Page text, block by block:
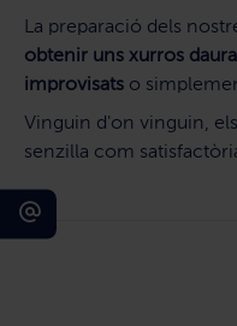
La preparació dels
obtenir uns xurros
improvisatso
Vinguin d'on vinguin,
senzilla com